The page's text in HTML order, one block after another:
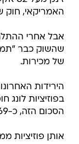
האמריקאי, חוק
אבל אחרי
שהשוק כבר
של מכירות.
הסכום הזה, כ-469 מיליון דולר היו פוזיציות לונג על ביטקוין ומטבעות נוספים.
אותן פוזיציות